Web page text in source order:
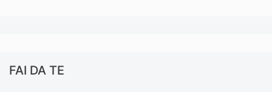
FAI DA TE